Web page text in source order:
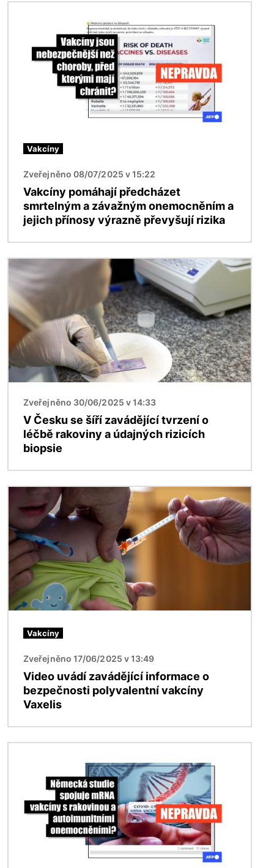
Vakcíny
Zveřejněno 08/07/2025 v 15:22
Vakcíny pomáhají předcházet
smrtelným a závažným onemocněním a
jejich přínosy výrazně převyšují rizika
Obrázek
Zveřejněno 30/06/2025 v 14:33
V Česku se šíří zavádějící tvrzení o
léčbě rakoviny a údajných rizicích
biopsie
Obrázek
Vakcíny
Zveřejněno 17/06/2025 v 13:49
Video uvádí zavádějící informace o
bezpečnosti polyvalentní vakcíny
Vaxelis